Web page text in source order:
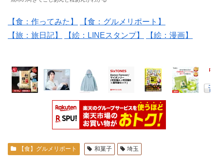
【食：作ってみた】
【食：グルメリポート】
【旅：旅日記】
【絵：LINEスタンプ】 【絵：漫画】
【食】グルメリポート 和菓子 埼玉